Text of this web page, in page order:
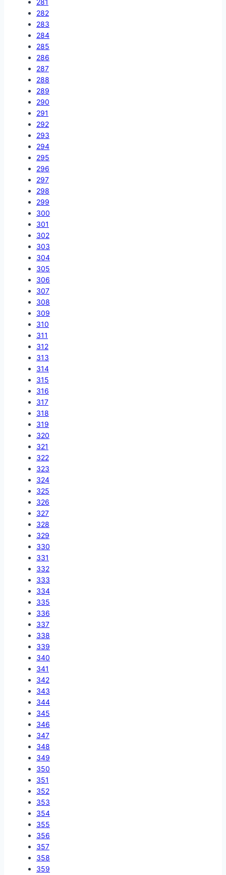
281
282
283
284
285
286
287
288
289
290
291
292
293
294
295
296
297
298
299
300
301
302
303
304
305
306
307
308
309
310
311
312
313
314
315
316
317
318
319
320
321
322
323
324
325
326
327
328
329
330
331
332
333
334
335
336
337
338
339
340
341
342
343
344
345
346
347
348
349
350
351
352
353
354
355
356
357
358
359